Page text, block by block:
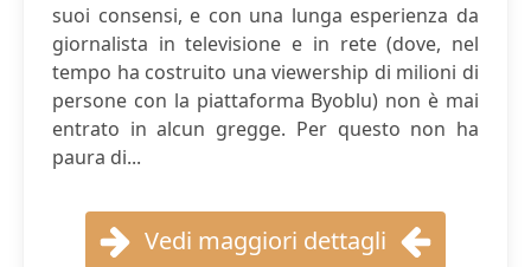
suoi consensi, e con una lunga esperienza da
giornalista in televisione e in rete (dove, nel
tempo ha costruito una viewership di milioni di
persone con la piattaforma Byoblu) non è mai
entrato in alcun gregge. Per questo non ha
paura di...
Vedi maggiori dettagli